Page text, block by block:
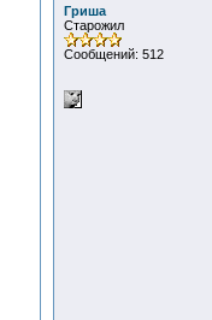
Гриша
Старожил
Сообщений: 512